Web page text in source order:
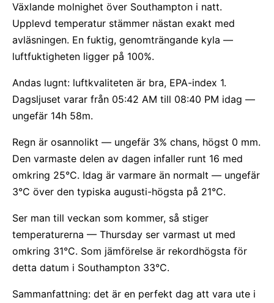
Växlande molnighet över Southampton i natt.
Upplevd temperatur stämmer nästan exakt med
avläsningen. En fuktig, genomträngande kyla —
luftfuktigheten ligger på 100%.
Andas lugnt: luftkvaliteten är bra, EPA-index 1.
Dagsljuset varar från 05:42 AM till 08:40 PM idag —
ungefär 14h 58m.
Regn är osannolikt — ungefär 3% chans, högst 0 mm.
Den varmaste delen av dagen infaller runt 16 med
omkring 25°C. Idag är varmare än normalt — ungefär
3°C över den typiska augusti-högsta på 21°C.
Ser man till veckan som kommer, så stiger
temperaturerna — Thursday ser varmast ut med
omkring 31°C. Som jämförelse är rekordhögsta för
detta datum i Southampton 33°C.
Sammanfattning: det är en perfekt dag att vara ute i